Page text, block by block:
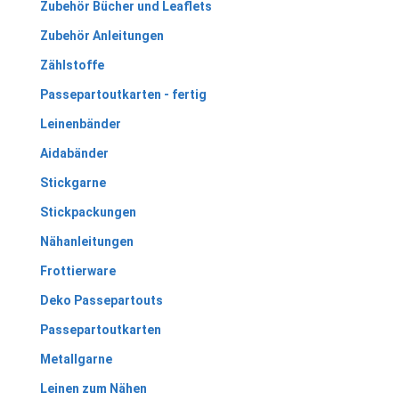
Zubehör Bücher und Leaflets
Zubehör Anleitungen
Zählstoffe
Passepartoutkarten - fertig
Leinenbänder
Aidabänder
Stickgarne
Stickpackungen
Nähanleitungen
Frottierware
Deko Passepartouts
Passepartoutkarten
Metallgarne
Leinen zum Nähen